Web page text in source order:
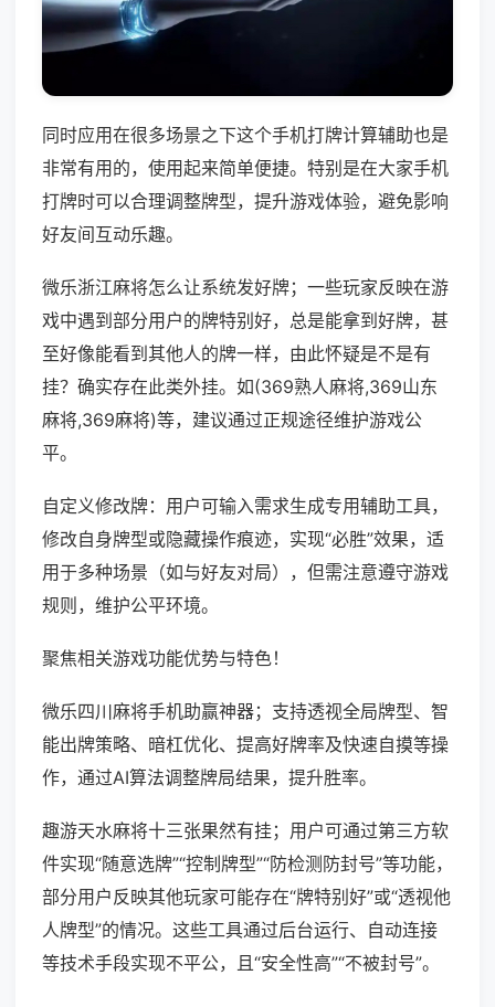
同时应用在很多场景之下这个手机打牌计算辅助也是
非常有用的，使用起来简单便捷。特别是在大家手机
打牌时可以合理调整牌型，提升游戏体验，避免影响
好友间互动乐趣。
微乐浙江麻将怎么让系统发好牌；一些玩家反映在游
戏中遇到部分用户的牌特别好，总是能拿到好牌，甚
至好像能看到其他人的牌一样，由此怀疑是不是有
挂？确实存在此类外挂。如(369熟人麻将,369山东
麻将,369麻将)等，建议通过正规途径维护游戏公
平。
自定义修改牌：用户可输入需求生成专用辅助工具，
修改自身牌型或隐藏操作痕迹，实现“必胜”效果，适
用于多种场景（如与好友对局），但需注意遵守游戏
规则，维护公平环境。
聚焦相关游戏功能优势与特色！
微乐四川麻将手机助赢神器；支持透视全局牌型、智
能出牌策略、暗杠优化、提高好牌率及快速自摸等操
作，通过AI算法调整牌局结果，提升胜率。
趣游天水麻将十三张果然有挂；用户可通过第三方软
件实现“随意选牌”“控制牌型”“防检测防封号”等功能，
部分用户反映其他玩家可能存在“牌特别好”或“透视他
人牌型”的情况。这些工具通过后台运行、自动连接
等技术手段实现不平公，且“安全性高”“不被封号”。